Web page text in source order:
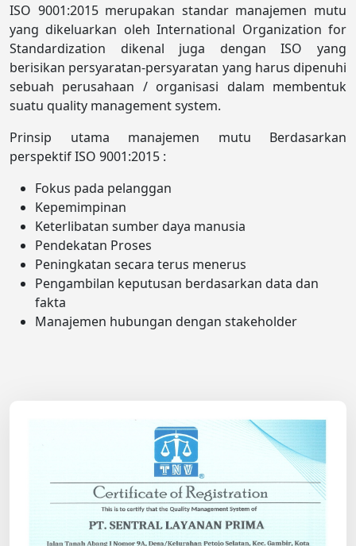
ISO 9001:2015 merupakan standar manajemen mutu
yang dikeluarkan oleh International Organization for
Standardization dikenal juga dengan ISO yang
berisikan persyaratan-persyaratan yang harus dipenuhi
sebuah perusahaan / organisasi dalam membentuk
suatu quality management system.
Prinsip utama manajemen mutu Berdasarkan
perspektif ISO 9001:2015 :
Fokus pada pelanggan
Kepemimpinan
Keterlibatan sumber daya manusia
Pendekatan Proses
Peningkatan secara terus menerus
Pengambilan keputusan berdasarkan data dan
fakta
Manajemen hubungan dengan stakeholder